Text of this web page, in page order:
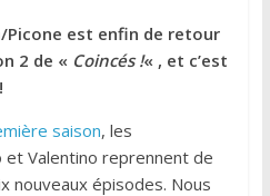
Picone est enfin de retour
2 de « Coincés !« , et c’est
saison, les
et Valentino reprennent de
nouveaux épisodes. Nous